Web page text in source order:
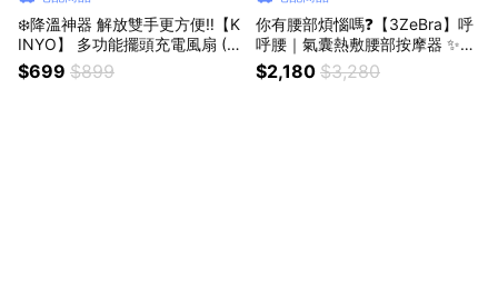
❄️降溫神器 解放雙手更方便‼️【K
INYO】 多功能擺頭充電風扇 (U
F-4320)✨60度廣角✨媽媽解放
雙手✨推車也適用✨ (SHOPPIN
$699 $899
你有腰部煩惱嗎❓【3ZeBra】呼
呼腰｜氣囊熱敷腰部按摩器 ✨貼
合腰部曲線✨七種仿真按摩手法
✨六顆能量磁石(SHOPPING99)
$2,180 $3,280